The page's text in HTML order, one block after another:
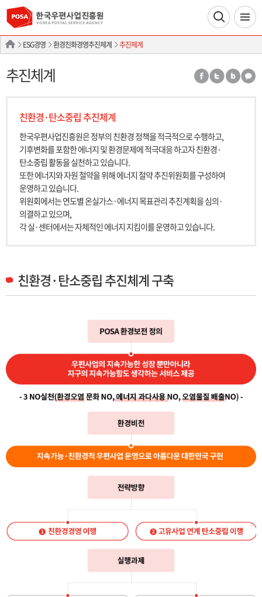
ESG경영 환경친화경영추진체계 추진체계
추진체계
친환경·탄소중립 추진체계
한국우편사업진흥원은 정부의 친환경 정책을 적극적으로 수행하고,
기후변화를 포함한 에너지 및 환경문제에 적극대응 하고자 친환경·
탄소중립 활동을 실천하고 있습니다.
또한 에너지와 자원 절약을 위해 에너지 절약 추진위원회를 구성하여
운영하고 있습니다.
위원회에서는 연도별 온실가스·에너지 목표관리 추진계획을 심의·
의결하고 있으며,
각 실·센터에서는 자체적인 에너지 지킴이를 운영하고 있습니다.
친환경·탄소중립 추진체계 구축